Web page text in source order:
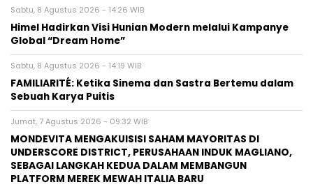
Sabtu, 8 Agustus 2026 - 14:26 WIB
Himel Hadirkan Visi Hunian Modern melalui Kampanye
Global “Dream Home”
Sabtu, 8 Agustus 2026 - 14:19 WIB
FAMILIARITÉ: Ketika Sinema dan Sastra Bertemu dalam
Sebuah Karya Puitis
Jumat, 7 Agustus 2026 - 09:32 WIB
MONDEVITA MENGAKUISISI SAHAM MAYORITAS DI
UNDERSCORE DISTRICT, PERUSAHAAN INDUK MAGLIANO,
SEBAGAI LANGKAH KEDUA DALAM MEMBANGUN
PLATFORM MEREK MEWAH ITALIA BARU